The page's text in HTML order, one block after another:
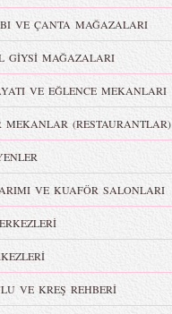
VE ÇANTA MAĞAZALARI
GİYSİ MAĞAZALARI
VE EĞLENCE MEKANLARI
MEKANLAR (RESTAURANTLAR)
VE KUAFÖR SALONLARI
VE KREŞ REHBERİ